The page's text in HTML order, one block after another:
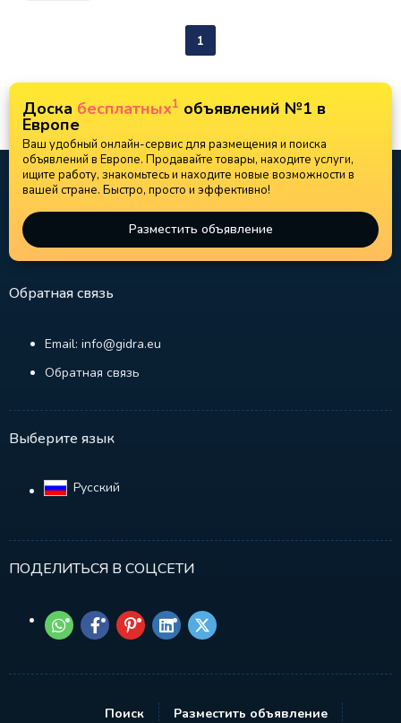
1
Доска бесплатных1 объявлений №1 в
Европе
Ваш удобный онлайн-сервис для размещения и поиска
объявлений в Европе. Продавайте товары, находите услуги,
ищите работу, знакомьтесь и находите новые возможности в
вашей стране. Быстро, просто и эффективно!
Разместить объявление
Обратная связь
Email: info@gidra.eu
Обратная связь
Выберите язык
Русский‎
ПОДЕЛИТЬСЯ В СОЦСЕТИ
Поиск Разместить объявление